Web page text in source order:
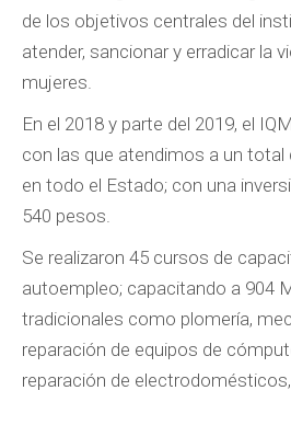
de los objetivos centrales del
atender, sancionar y erradicar la
mujeres.
En el 2018 y parte del 2019, el
con las que atendimos a un total
en todo el Estado; con una
540 pesos.
Se realizaron 45 cursos de
autoempleo; capacitando a 904
tradicionales como plomería,
reparación de equipos de
reparación de